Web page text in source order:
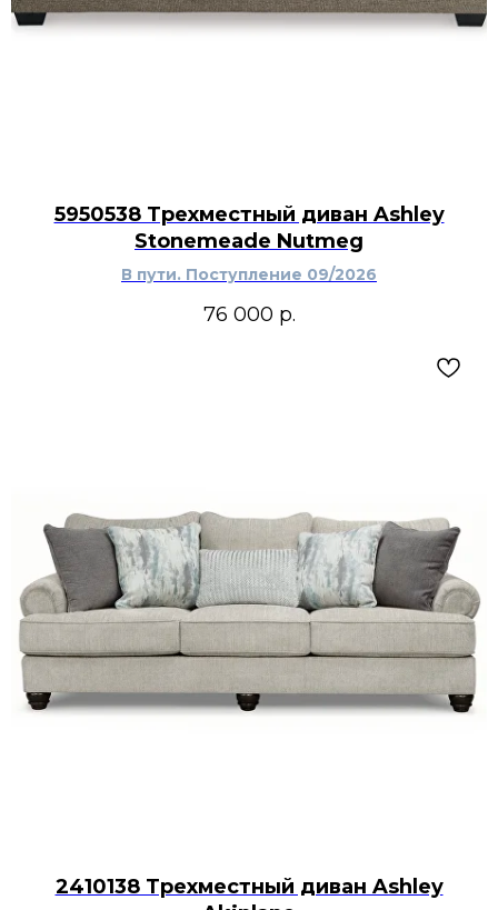
5950538 Трехместный диван Ashley
Stonemeade Nutmeg
В пути. Поступление 09/2026
76 000 р.
2410138 Трехместный диван Ashley